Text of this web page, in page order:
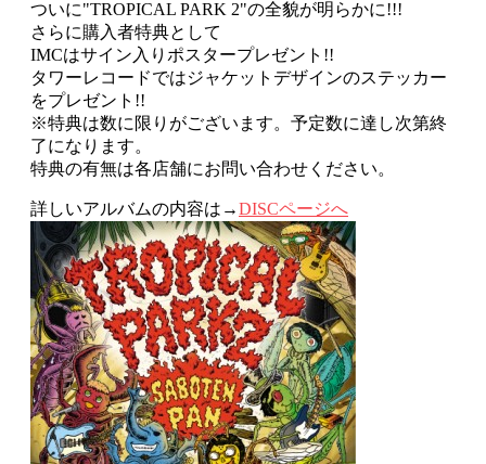
ついに"TROPICAL PARK 2"の全貌が明らかに!!!
さらに購入者特典として
IMCはサイン入りポスタープレゼント!!
タワーレコードではジャケットデザインのステッカー
をプレゼント!!
※特典は数に限りがございます。予定数に達し次第終
了になります。
特典の有無は各店舗にお問い合わせください。
詳しいアルバムの内容は→DISCページへ